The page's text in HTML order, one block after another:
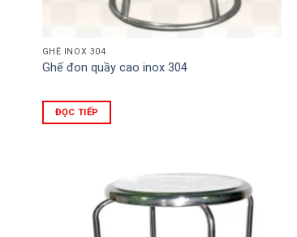
GHẾ INOX 304
Ghế đon quầy cao inox 304
ĐỌC TIẾP